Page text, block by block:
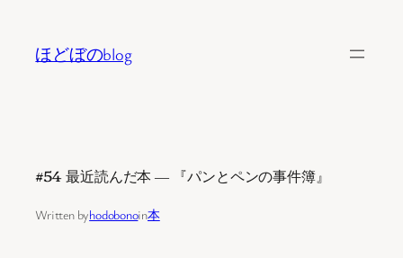
ほどぼのblog
#54 最近読んだ本 ― 『パンとペンの事件簿』
Written byhodobonoin本